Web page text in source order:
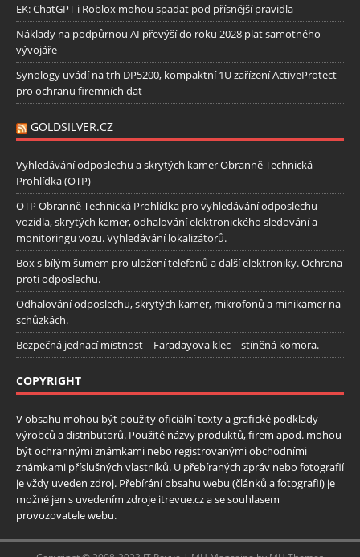
EK: ChatGPT i Roblox mohou spadat pod přísnější pravidla
Náklady na podpůrnou AI převýší do roku 2028 plat samotného
vývojáře
Synology uvádí na trh DP5200, kompaktní 1U zařízení ActiveProtect
pro ochranu firemních dat
GOLDSILVER.CZ
Vyhledávání odposlechu a skrytých kamer Obranně Technická
Prohlídka (OTP)
OTP Obranně Technická Prohlídka pro vyhledávání odposlechu
vozidla, skrytých kamer, odhalování elektronického sledování a
monitoringu vozu. Vyhledávání lokalizátorů.
Box s bílým šumem pro uložení telefonů a další elektroniky. Ochrana
proti odposlechu.
Odhalování odposlechu, skrytých kamer, mikrofonů a minikamer na
schůzkách.
Bezpečná jednací místnost – Faradayova klec – stíněná komora.
COPYRIGHT
V obsahu mohou být použity oficiální texty a grafické podklady
výrobců a distributorů. Použité názvy produktů, firem apod. mohou
být ochrannými známkami nebo registrovanými obchodními
známkami příslušných vlastníků. U přebíraných zpráv nebo fotografií
je vždy uveden zdroj. Přebírání obsahu webu (článků a fotografií) je
možné jen s uvedením zdroje itrevue.cz a se souhlasem
provozovatele webu.